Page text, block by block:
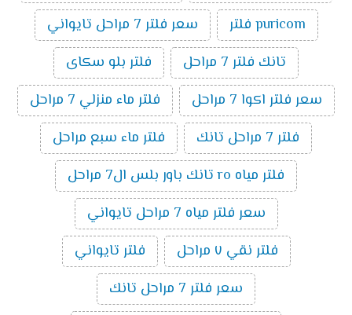
puricom فلتر
سعر فلتر 7 مراحل تايواني
تانك فلتر 7 مراحل
فلتر بلو سكاى
سعر فلتر اكوا 7 مراحل
فلتر ماء منزلي 7 مراحل
فلتر 7 مراحل تانك
فلتر ماء سبع مراحل
فلتر مياه ro تانك باور بلس ال7 مراحل
سعر فلتر مياه 7 مراحل تايواني
فلتر نقي ٧ مراحل
فلتر تايواني
سعر فلتر 7 مراحل تانك